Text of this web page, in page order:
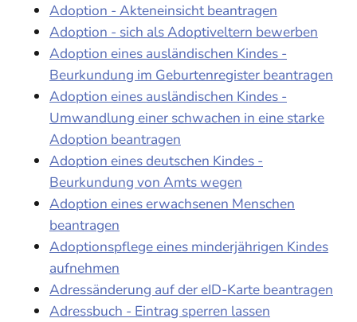
Adoption - Akteneinsicht beantragen
Adoption - sich als Adoptiveltern bewerben
Adoption eines ausländischen Kindes -
Beurkundung im Geburtenregister beantragen
Adoption eines ausländischen Kindes -
Umwandlung einer schwachen in eine starke
Adoption beantragen
Adoption eines deutschen Kindes -
Beurkundung von Amts wegen
Adoption eines erwachsenen Menschen
beantragen
Adoptionspflege eines minderjährigen Kindes
aufnehmen
Adressänderung auf der eID-Karte beantragen
Adressbuch - Eintrag sperren lassen